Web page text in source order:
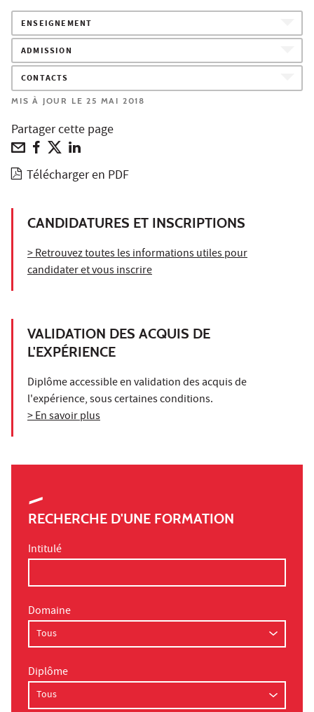
ENSEIGNEMENT
ADMISSION
CONTACTS
MIS À JOUR LE 25 MAI 2018
Partager cette page
Télécharger en PDF
CANDIDATURES ET INSCRIPTIONS
> Retrouvez toutes les informations utiles pour
candidater et vous inscrire
VALIDATION DES ACQUIS DE
L'EXPÉRIENCE
Diplôme accessible en validation des acquis de
l'expérience, sous certaines conditions.
> En savoir plus
RECHERCHE D'UNE FORMATION
Intitulé
Domaine
Diplôme